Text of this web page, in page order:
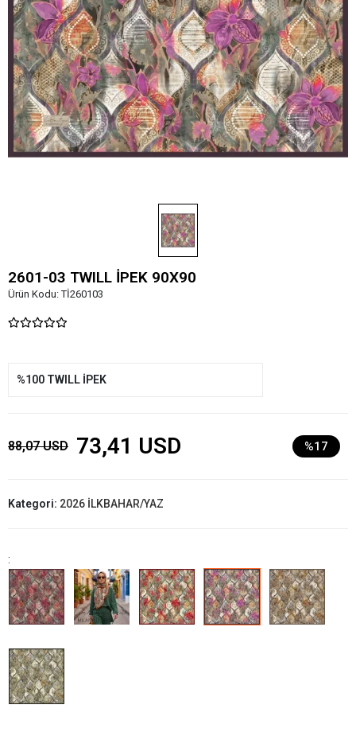
2601-03 TWILL İPEK 90X90
Ürün Kodu:Tİ260103
%100 TWILL İPEK
88,07 USD 73,41 USD %17
Kategori: 2026 İLKBAHAR/YAZ
: